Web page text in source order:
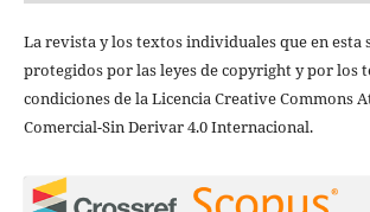
La revista y los textos individuales que en esta
protegidos por las leyes de copyright y por los
condiciones de la Licencia Creative Commons
Comercial-Sin Derivar 4.0 Internacional.